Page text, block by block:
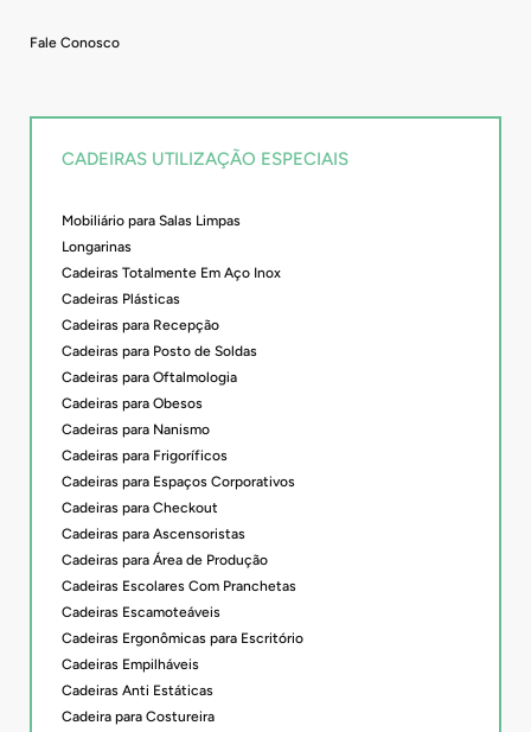
Fale Conosco
CADEIRAS UTILIZAÇÃO ESPECIAIS
Mobiliário para Salas Limpas
Longarinas
Cadeiras Totalmente Em Aço Inox
Cadeiras Plásticas
Cadeiras para Recepção
Cadeiras para Posto de Soldas
Cadeiras para Oftalmologia
Cadeiras para Obesos
Cadeiras para Nanismo
Cadeiras para Frigoríficos
Cadeiras para Espaços Corporativos
Cadeiras para Checkout
Cadeiras para Ascensoristas
Cadeiras para Área de Produção
Cadeiras Escolares Com Pranchetas
Cadeiras Escamoteáveis
Cadeiras Ergonômicas para Escritório
Cadeiras Empilháveis
Cadeiras Anti Estáticas
Cadeira para Costureira